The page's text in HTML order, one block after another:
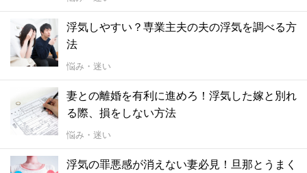
浮気しやすい？専業主夫の夫の浮気を調べる方
法
悩み・迷い
妻との離婚を有利に進めろ！浮気した嫁と別れ
る際、損をしない方法
悩み・迷い
浮気の罪悪感が消えない妻必見！旦那とうまく